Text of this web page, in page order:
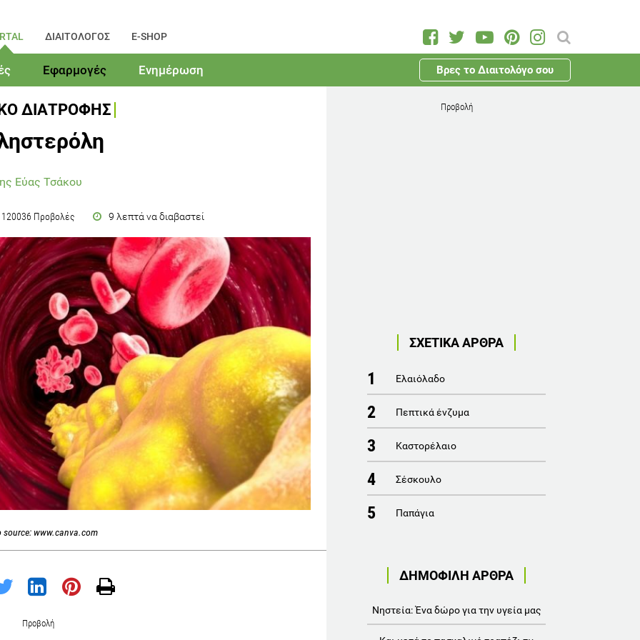
ΔΙΑΙΤΟΛΟΓΟΣ E-SHOP
Εφαρμογές Ενημέρωση Βρες το Διαιτολόγο σου
ΔΙΑΤΡΟΦΗΣ
Εύας Τσάκου
120036 Προβολές 9 λεπτά να διαβαστεί
source: www.canva.com
Προβολή
Προβολή
ΣΧΕΤΙΚΑ ΑΡΘΡΑ
1 Ελαιόλαδο
2 Πεπτικά ένζυμα
3 Καστορέλαιο
4 Σέσκουλο
5 Παπάγια
ΔΗΜΟΦΙΛΗ ΑΡΘΡΑ
Νηστεία: Ένα δώρο για την υγεία μας